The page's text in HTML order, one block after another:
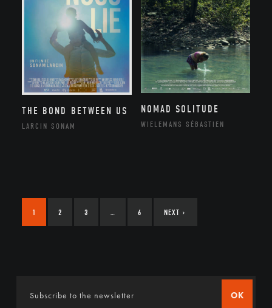
THE BOND BETWEEN US
LARCIN SONAM
NOMAD SOLITUDE
WIELEMANS SÉBASTIEN
1 2 3 6 NEXT ›
OK